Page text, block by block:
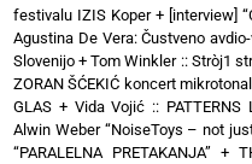
festivalu IZIS Koper+ [interview]
Agustina De Vera: Čustveno
Slovenijo +Tom Winkler :: Stròj1
ZORAN ŠĆEKIĆ koncert
GLAS + Vida Vojić :: PATTERNS
Alwin Weber “NoiseToys – not
“PARALELNA PRETAKANJA” +